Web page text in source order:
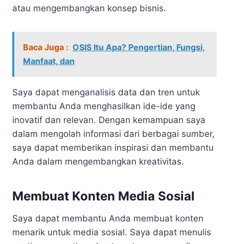
atau mengembangkan konsep bisnis.
Baca Juga : OSIS Itu Apa? Pengertian, Fungsi,
Manfaat, dan
Saya dapat menganalisis data dan tren untuk
membantu Anda menghasilkan ide-ide yang
inovatif dan relevan. Dengan kemampuan saya
dalam mengolah informasi dari berbagai sumber,
saya dapat memberikan inspirasi dan membantu
Anda dalam mengembangkan kreativitas.
Membuat Konten Media Sosial
Saya dapat membantu Anda membuat konten
menarik untuk media sosial. Saya dapat menulis